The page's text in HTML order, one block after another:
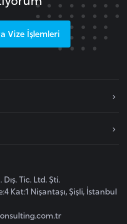
Vize İşlemleri
Tic. Ltd. Şti.
Kat:1 Nişantaşı, Şişli, İstanbul